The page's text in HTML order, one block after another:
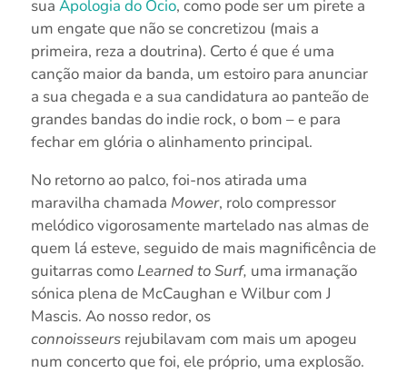
sua Apologia do Ócio, como pode ser um pirete a
um engate que não se concretizou (mais a
primeira, reza a doutrina). Certo é que é uma
canção maior da banda, um estoiro para anunciar
a sua chegada e a sua candidatura ao panteão de
grandes bandas do indie rock, o bom – e para
fechar em glória o alinhamento principal.
No retorno ao palco, foi-nos atirada uma
maravilha chamada Mower, rolo compressor
melódico vigorosamente martelado nas almas de
quem lá esteve, seguido de mais magnificência de
guitarras como Learned to Surf, uma irmanação
sónica plena de McCaughan e Wilbur com J
Mascis. Ao nosso redor, os
connoisseurs rejubilavam com mais um apogeu
num concerto que foi, ele próprio, uma explosão.